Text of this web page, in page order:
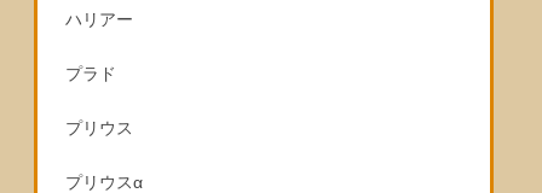
ハリアー
プラド
プリウス
プリウスα